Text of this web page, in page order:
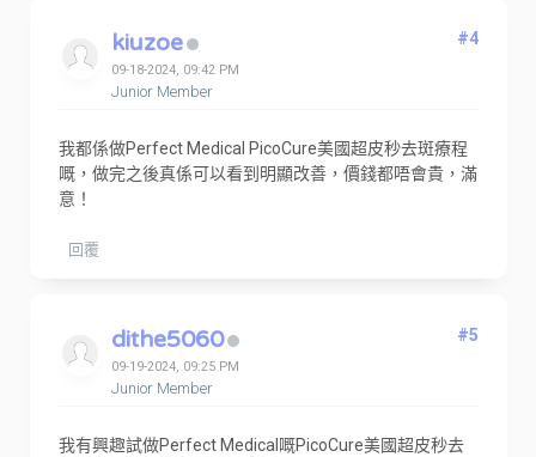
kiuzoe
09-18-2024, 09:42 PM
Junior Member
#4
我都係做Perfect Medical PicoCure美國超皮秒去斑療程
嘅，做完之後真係可以看到明顯改善，價錢都唔會貴，滿
意！
回覆
dithe5060
09-19-2024, 09:25 PM
Junior Member
#5
我有興趣試做Perfect Medical嘅PicoCure美國超皮秒去